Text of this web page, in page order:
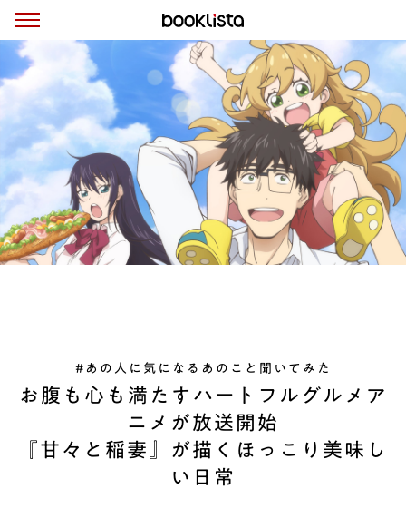
#あの人に気になるあのこと聞いてみた
お腹も心も満たすハートフルグルメア
ニメが放送開始
『甘々と稲妻』が描くほっこり美味し
い日常